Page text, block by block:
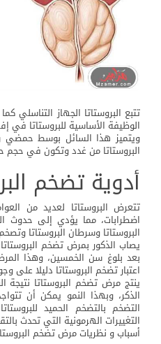
تتبع البروستاتا الجهاز التناسلي
الوظيفة الأساسية للبروستاتا في
ويتميز هذا السائل بوسط
البروستاتا من غدد وتكون في حجم
أدوية تضخم
تتعرض البروستاتا لعديد من
اضطرابات، مما يؤدي إلى حدوث
البروستاتا وسرطان البروستاتا
يصاب الذكور بمرض تضخم
بعد بلوغ سن الخمسين، وهذا
اعتبار تضخم البروستاتا دليلا على
ينتج مرض تضخم البروستاتا نتيجة
الذكر، وبهذا النمو يمكن أن
التضخم بالتضخم الحميد
التغييرات الهرمونية التي تحدث
أسباب و نظريات مرض تضخم